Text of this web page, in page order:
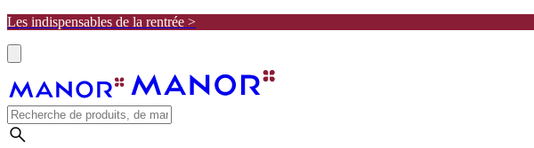
Les indispensables de la rentrée >